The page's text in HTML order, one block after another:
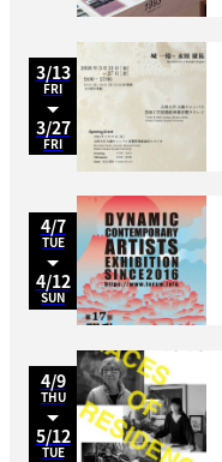
3/13
FRI
3/27
FRI
4/7
TUE
4/12
SUN
4/9
THU
5/12
TUE